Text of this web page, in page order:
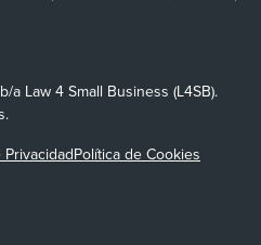
Law 4 Small Business (L4SB).
Política de Cookies